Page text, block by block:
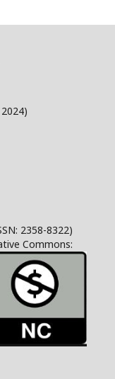
2358-8322)
Commons: